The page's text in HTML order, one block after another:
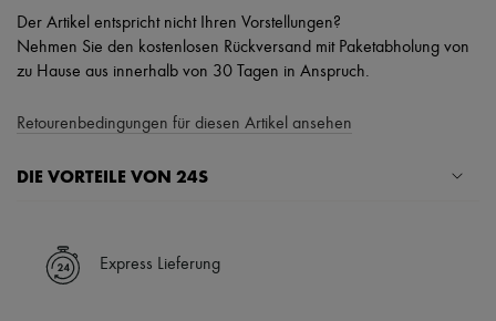
Der Artikel entspricht nicht Ihren Vorstellungen?
Nehmen Sie den kostenlosen Rückversand mit Paketabholung von
zu Hause aus innerhalb von 30 Tagen in Anspruch.
Retourenbedingungen für diesen Artikel ansehen
DIE VORTEILE VON 24S
✓ Expresslieferung in über 100 Ländern
✓ Kostenlose Retouren
Express Lieferung